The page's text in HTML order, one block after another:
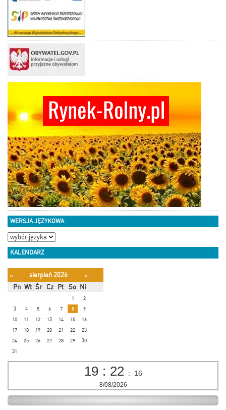
WERSJA JĘZYKOWA
KALENDARZ
« sierpień 2026
»
Pn Wt Śr Cz Pt So Ni
1
2
3
4 5 6 7 8
9
10
11 12 13 14 15
16
17
18 19 20 21 22
23
24
25 26 27 28 29
30
31
19 : 22 : 17
8/08/2026